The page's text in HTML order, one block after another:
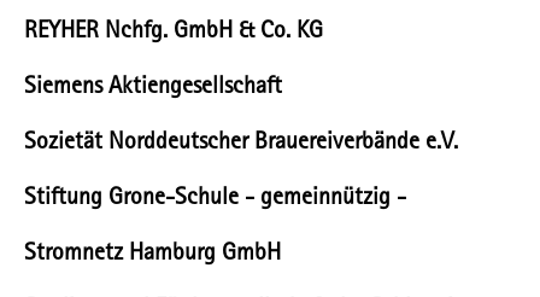
REYHER Nchfg. GmbH & Co. KG
Siemens Aktiengesellschaft
Sozietät Norddeutscher Brauereiverbände e.V.
Stiftung Grone-Schule - gemeinnützig -
Stromnetz Hamburg GmbH